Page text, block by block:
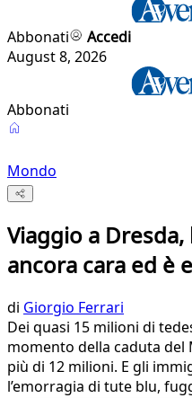
Abbonati
Accedi
August 8, 2026
Abbonati
Mondo
Viaggio a
ancora cara ed è
di Giorgio Ferrari
Dei quasi 15 milioni di
momento della caduta
più di 12 milioni. E gli
l’emorragia di tute blu,